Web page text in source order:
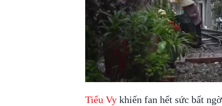
Tiểu Vy khiến fan hết sức bất